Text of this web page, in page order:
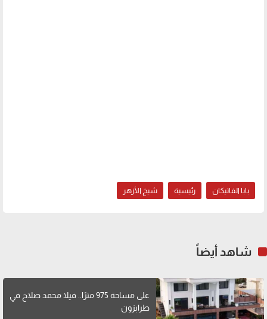
بابا الفاتيكان رئيسية شيخ الأزهر
شاهد أيضاً
على مساحة 975 مترًا.. فيلا محمد صلاح في
طرابزون